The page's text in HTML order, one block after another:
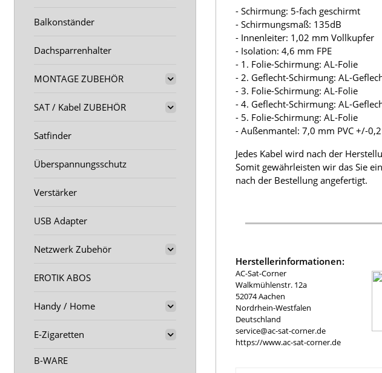
- Schirmung: 5-fach geschirmt
- Schirmungsmaß: 135dB
- Innenleiter: 1,02 mm Vollkupfer
- Isolation: 4,6 mm FPE
- 1. Folie-Schirmung: AL-Folie
- 2. Geflecht-Schirmung: AL-
- 3. Folie-Schirmung: AL-Folie
- 4. Geflecht-Schirmung: AL-
- 5. Folie-Schirmung: AL-Folie
- Außenmantel: 7,0 mm PVC +/-0,2
Jedes Kabel wird nach der
Somit gewährleisten wir das Sie
nach der Bestellung angefertigt.
Herstellerinformationen:
AC-Sat-Corner
Walkmühlenstr. 12a
52074 Aachen
Nordrhein-Westfalen
Deutschland
service@ac-sat-corner.de
https://www.ac-sat-corner.de
Balkonständer
Dachsparrenhalter
MONTAGE ZUBEHÖR
SAT / Kabel ZUBEHÖR
Satfinder
Überspannungsschutz
Verstärker
USB Adapter
Netzwerk Zubehör
EROTIK ABOS
Handy / Home
E-Zigaretten
B-WARE